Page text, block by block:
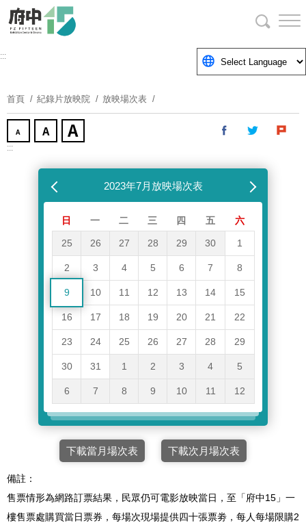
要
塊
:::
首頁 紀錄片放映院 放映場次表
:::
2023年7月放映場次表下個月
日 一 二 三 四 五 六
25 26 27 28 29 30 1
2 3 4 5 6 7 8
9 10 11 12 13 14 15
16 17 18 19 20 21 22
23 24 25 26 27 28 29
30 31 1 2 3 4 5
6 7 8 9 10 11 12
下載當月場次表 下載次月場次表
備註：
售票情形為網路訂票結果，民眾仍可電影放映當日，至「府中15」一
樓售票處購買當日票券，每場次現場提供四十張票劵，每人每場限購2